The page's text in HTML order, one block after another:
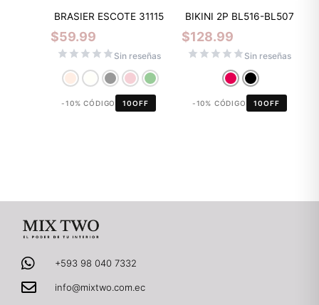
BRASIER ESCOTE 31115
$59.99
Sin reseñas
-10% CÓDIGO 10OFF
BIKINI 2P BL516-BL507
$128.99
Sin reseñas
-10% CÓDIGO 10OFF
+593 98 040 7332
info@mixtwo.com.ec